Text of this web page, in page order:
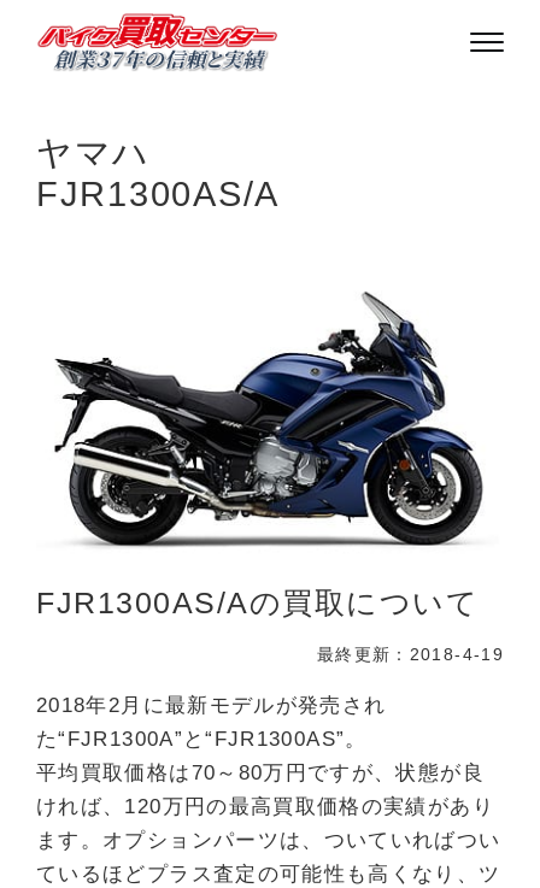
ヤマハ
FJR1300AS/A
FJR1300AS/Aの買取について
最終更新：2018-4-19
2018年2月に最新モデルが発売され
た“FJR1300A”と“FJR1300AS”。
平均買取価格は70～80万円ですが、状態が良
ければ、120万円の最高買取価格の実績があり
ます。オプションパーツは、ついていればつい
ているほどプラス査定の可能性も高くなり、ツ